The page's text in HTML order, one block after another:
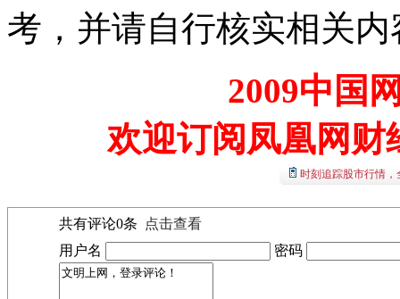
考，并请自行核实相关内
2009中国
欢迎订阅凤凰网财
时刻追踪股市行情
共有评论0条
点击查看
用户名
密码